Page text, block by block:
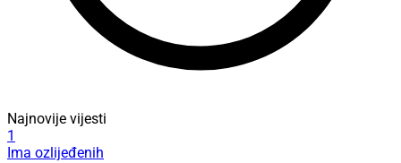
Najnovije vijesti
1
Ima ozlijeđenih